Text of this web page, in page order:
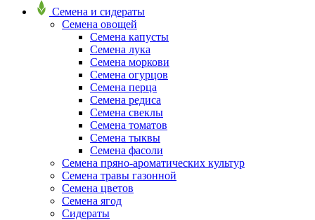
Семена и сидераты
Семена овощей
Семена капусты
Семена лука
Семена моркови
Семена огурцов
Семена перца
Семена редиса
Семена свеклы
Семена томатов
Семена тыквы
Семена фасоли
Семена пряно-ароматических культур
Семена травы газонной
Семена цветов
Семена ягод
Сидераты